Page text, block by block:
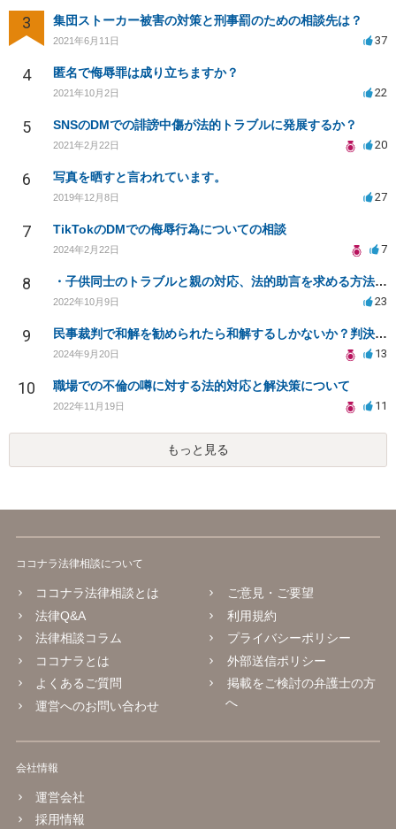
3 集団ストーカー被害の対策と刑事罰のための相談先は？
2021年6月11日 37
4 匿名で侮辱罪は成り立ちますか？
2021年10月2日 22
5 SNSのDMでの誹謗中傷が法的トラブルに発展するか？
2021年2月22日 20
6 写真を晒すと言われています。
2019年12月8日 27
7 TikTokのDMでの侮辱行為についての相談
2024年2月22日 7
8 ・子供同士のトラブルと親の対応、法的助言を求める方法は？
2022年10月9日 23
9 民事裁判で和解を勧められたら和解するしかないか？判決で大きく結果が変わることはありますか？
2024年9月20日 13
10 職場での不倫の噂に対する法的対応と解決策について
2022年11月19日 11
もっと見る
ココナラ法律相談について
ココナラ法律相談とは
法律Q&A
法律相談コラム
ココナラとは
よくあるご質問
運営へのお問い合わせ
ご意見・ご要望
利用規約
プライバシーポリシー
外部送信ポリシー
掲載をご検討の弁護士の方
へ
会社情報
運営会社
採用情報